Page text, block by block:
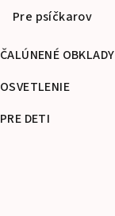
Pre psíčkarov
ČALÚNENÉ OBKLADY
OSVETLENIE
PRE DETI